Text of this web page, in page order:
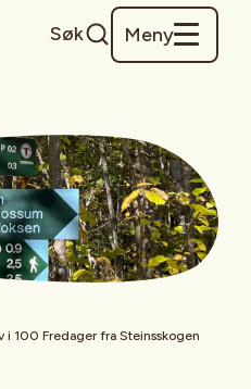
Søk Meny
i 100 Fredager fra Steinsskogen